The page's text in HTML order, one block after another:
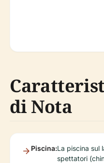
di Nota
Piscina:La piscina sul
spettatori